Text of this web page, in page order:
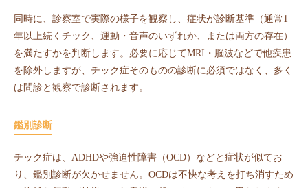
同時に、診察室で実際の様子を観察し、症状が診断基準（通常1
年以上続くチック、運動・音声のいずれか、または両方の存在）
を満たすかを判断します。必要に応じてMRI・脳波などで他疾患
を除外しますが、チック症そのものの診断に必須ではなく、多く
は問診と観察で診断されます。
鑑別診断
チック症は、ADHDや強迫性障害（OCD）などと症状が似てお
り、鑑別診断が欠かせません。OCDは不快な考えを打ち消すため